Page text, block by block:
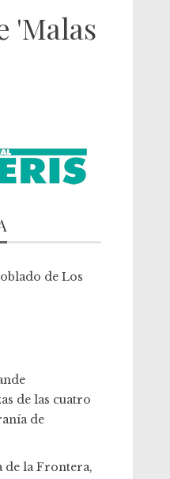
'Malas
de Los
de las cuatro
de
de la Frontera,